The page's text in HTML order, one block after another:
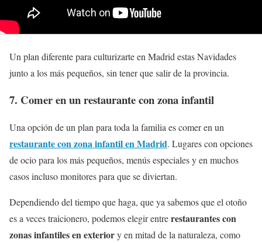
Un plan diferente para culturizarte en Madrid estas Navidades
junto a los más pequeños, sin tener que salir de la provincia.
7. Comer en un restaurante con zona infantil
Una opción de un plan para toda la familia es comer en un
restaurante con zona infantil en Madrid. Lugares con opciones
de ocio para los más pequeños, menús especiales y en muchos
casos incluso monitores para que se diviertan.
Dependiendo del tiempo que haga, que ya sabemos que el otoño
es a veces traicionero, podemos elegir entrerestaurantes con
zonas infantiles en exteriory en mitad de la naturaleza, como